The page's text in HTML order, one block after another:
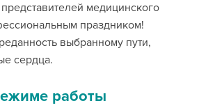
медицинского
праздником!
выбранному пути,
сердца.
работы